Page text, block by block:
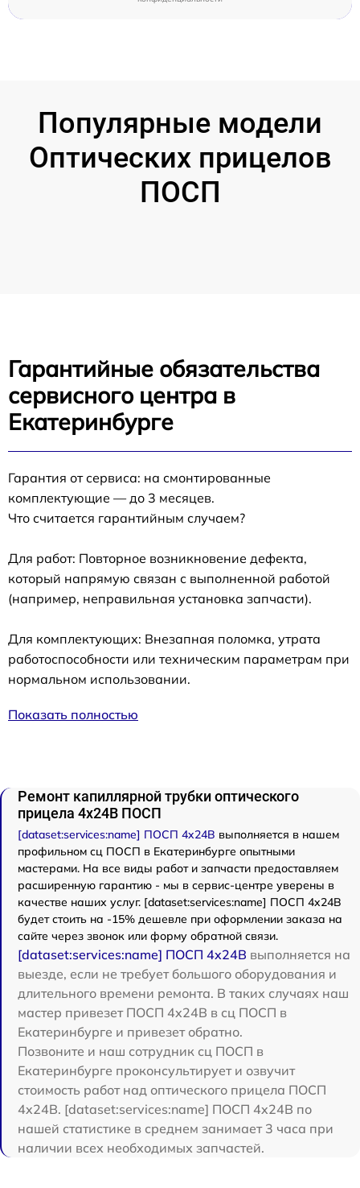
Популярные модели
Оптических прицелов
ПОСП
Гарантийные обязательства
сервисного центра в
Екатеринбурге
Гарантия от сервиса: на смонтированные
комплектующие — до 3 месяцев.
Что считается гарантийным случаем?
Для работ: Повторное возникновение дефекта,
который напрямую связан с выполненной работой
(например, неправильная установка запчасти).
Для комплектующих: Внезапная поломка, утрата
работоспособности или техническим параметрам при
нормальном использовании.
Показать полностью
Ремонт капиллярной трубки оптического
прицела 4x24B ПОСП
[dataset:services:name] ПОСП 4x24B выполняется в нашем
профильном сц ПОСП в Екатеринбурге опытными
мастерами. На все виды работ и запчасти предоставляем
расширенную гарантию - мы в сервис-центре уверены в
качестве наших услуг. [dataset:services:name] ПОСП 4x24B
будет стоить на -15% дешевле при оформлении заказа на
сайте через звонок или форму обратной связи.
[dataset:services:name] ПОСП 4x24B выполняется на
выезде, если не требует большого оборудования и
длительного времени ремонта. В таких случаях наш
мастер привезет ПОСП 4x24B в сц ПОСП в
Екатеринбурге и привезет обратно.
Позвоните и наш сотрудник сц ПОСП в
Екатеринбурге проконсультирует и озвучит
стоимость работ над оптического прицела ПОСП
4x24B. [dataset:services:name] ПОСП 4x24B по
нашей статистике в среднем занимает 3 часа при
наличии всех необходимых запчастей.